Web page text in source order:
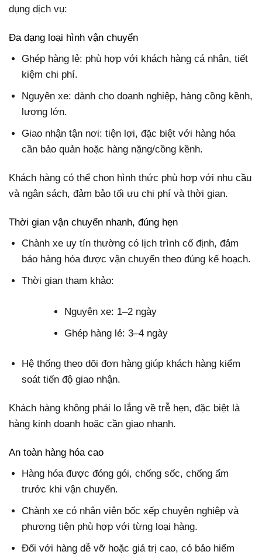
dụng dịch vụ:
Đa dạng loại hình vận chuyển
Ghép hàng lẻ: phù hợp với khách hàng cá nhân, tiết
kiệm chi phí.
Nguyên xe: dành cho doanh nghiệp, hàng cồng kềnh,
lượng lớn.
Giao nhận tận nơi: tiện lợi, đặc biệt với hàng hóa
cần bảo quản hoặc hàng nặng/cồng kềnh.
Khách hàng có thể chọn hình thức phù hợp với nhu cầu
và ngân sách, đảm bảo tối ưu chi phí và thời gian.
Thời gian vận chuyển nhanh, đúng hẹn
Chành xe uy tín thường có lịch trình cố định, đảm
bảo hàng hóa được vận chuyển theo đúng kế hoạch.
Thời gian tham khảo:
Nguyên xe: 1–2 ngày
Ghép hàng lẻ: 3–4 ngày
Hệ thống theo dõi đơn hàng giúp khách hàng kiểm
soát tiến độ giao nhận.
Khách hàng không phải lo lắng về trễ hẹn, đặc biệt là
hàng kinh doanh hoặc cần giao nhanh.
An toàn hàng hóa cao
Hàng hóa được đóng gói, chống sốc, chống ẩm
trước khi vận chuyển.
Chành xe có nhân viên bốc xếp chuyên nghiệp và
phương tiện phù hợp với từng loại hàng.
Đối với hàng dễ vỡ hoặc giá trị cao, có bảo hiểm